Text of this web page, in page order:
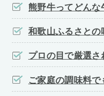
熊野牛ってどんな
和歌山ふるさとの
プロの目で厳選さ
ご家庭の調味料